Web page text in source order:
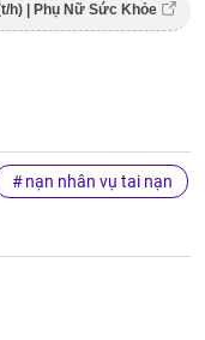
h) | Phụ Nữ Sức Khỏe
nạn nhân vụ tai nạn